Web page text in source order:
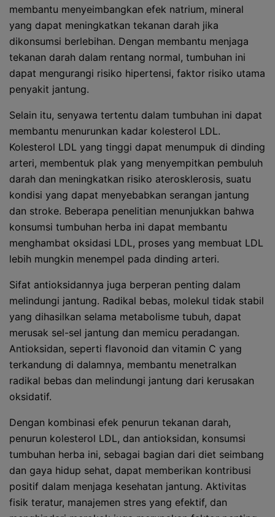
membantu menyeimbangkan efek natrium, mineral
yang dapat meningkatkan tekanan darah jika
dikonsumsi berlebihan. Dengan membantu menjaga
tekanan darah dalam rentang normal, tumbuhan ini
dapat mengurangi risiko hipertensi, faktor risiko utama
penyakit jantung.
Selain itu, senyawa tertentu dalam tumbuhan ini dapat
membantu menurunkan kadar kolesterol LDL.
Kolesterol LDL yang tinggi dapat menumpuk di dinding
arteri, membentuk plak yang menyempitkan pembuluh
darah dan meningkatkan risiko aterosklerosis, suatu
kondisi yang dapat menyebabkan serangan jantung
dan stroke. Beberapa penelitian menunjukkan bahwa
konsumsi tumbuhan herba ini dapat membantu
menghambat oksidasi LDL, proses yang membuat LDL
lebih mungkin menempel pada dinding arteri.
Sifat antioksidannya juga berperan penting dalam
melindungi jantung. Radikal bebas, molekul tidak stabil
yang dihasilkan selama metabolisme tubuh, dapat
merusak sel-sel jantung dan memicu peradangan.
Antioksidan, seperti flavonoid dan vitamin C yang
terkandung di dalamnya, membantu menetralkan
radikal bebas dan melindungi jantung dari kerusakan
oksidatif.
Dengan kombinasi efek penurun tekanan darah,
penurun kolesterol LDL, dan antioksidan, konsumsi
tumbuhan herba ini, sebagai bagian dari diet seimbang
dan gaya hidup sehat, dapat memberikan kontribusi
positif dalam menjaga kesehatan jantung. Aktivitas
fisik teratur, manajemen stres yang efektif, dan